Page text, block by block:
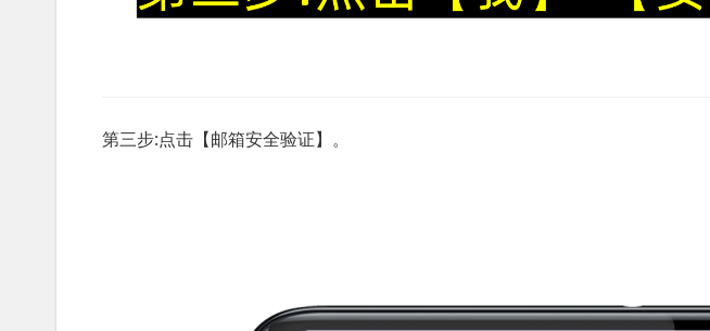
第三步:点击【邮箱安全验证】。